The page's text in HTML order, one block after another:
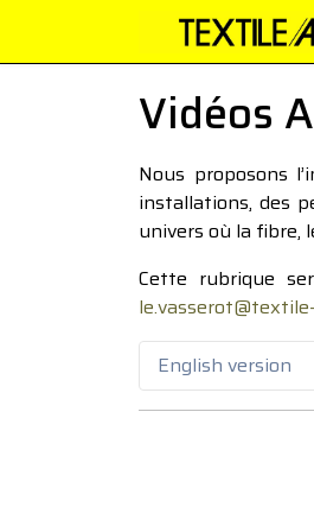
Vidéos
Nous proposons
installations, des
univers où la fibre,
Cette rubrique
English version